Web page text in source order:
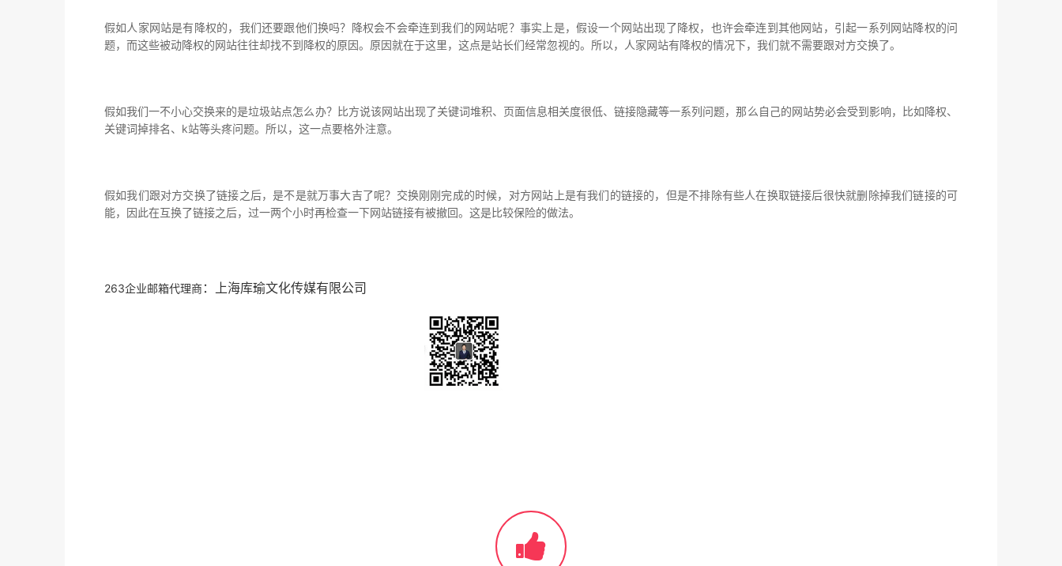
假如人家网站是有降权的，我们还要跟他们换吗？降权会不会牵连到我们的网站呢？事实上是，假设一个网站出现了降权，也许会牵连到其他网站，引起一系列网站降权的问
题，而这些被动降权的网站往往却找不到降权的原因。原因就在于这里，这点是站长们经常忽视的。所以，人家网站有降权的情况下，我们就不需要跟对方交换了。
假如我们一不小心交换来的是垃圾站点怎么办？比方说该网站出现了关键词堆积、页面信息相关度很低、链接隐藏等一系列问题，那么自己的网站势必会受到影响，比如降权、
关键词掉排名、k站等头疼问题。所以，这一点要格外注意。
假如我们跟对方交换了链接之后，是不是就万事大吉了呢？交换刚刚完成的时候，对方网站上是有我们的链接的，但是不排除有些人在换取链接后很快就删除掉我们链接的可
能，因此在互换了链接之后，过一两个小时再检查一下网站链接有被撤回。这是比较保险的做法。
263企业邮箱代理商：上海库瑜文化传媒有限公司